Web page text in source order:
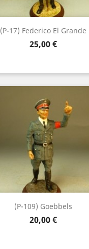
(P-17) Federico El Grande
Precio
25,00 €
(P-109) Goebbels
Precio
20,00 €